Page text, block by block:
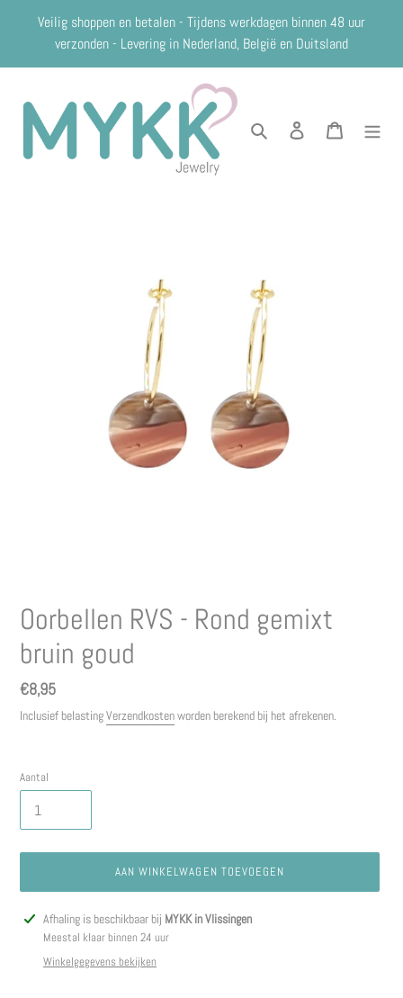
content
Veilig shoppen en betalen - Tijdens werkdagen binnen 48 uur
verzonden - Levering in Nederland, België en Duitsland
Zoeken Aanmelden
Oorbellen RVS - Rond gemixt
bruin goud
Normale
prijs
€8,95
Inclusief belastingVerzendkostenworden berekend bij het afrekenen.
Aantal
AAN WINKELWAGEN TOEVOEGEN
Product
toegevoegen
Afhaling is beschikbaar bij MYKK in Vlissingen
Meestal klaar binnen 24 uur
Winkelgegevens bekijken